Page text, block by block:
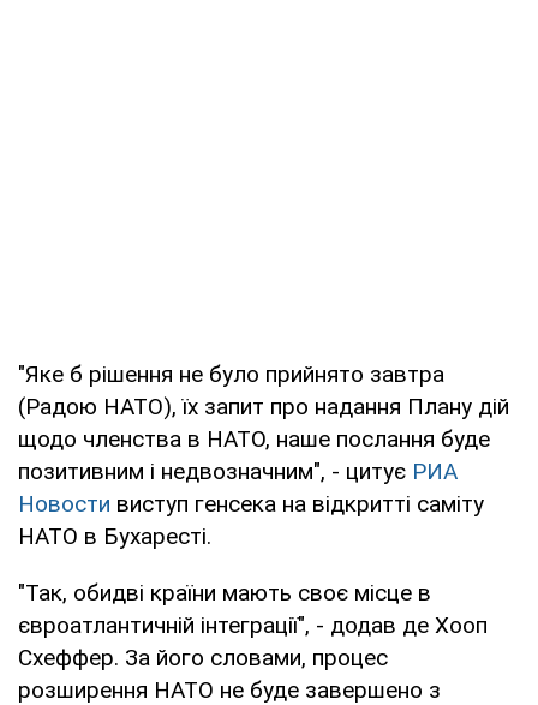
"Яке б рішення не було прийнято завтра
(Радою НАТО), їх запит про надання Плану дій
щодо членства в НАТО, наше послання буде
позитивним і недвозначним", - цитує РИА
Новости виступ генсека на відкритті саміту
НАТО в Бухаресті.
"Так, обидві країни мають своє місце в
євроатлантичній інтеграції", - додав де Хооп
Схеффер. За його словами, процес
розширення НАТО не буде завершено з